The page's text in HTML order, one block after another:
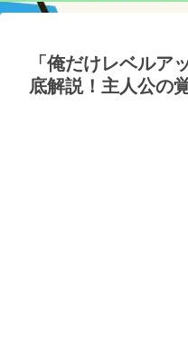
「俺だけレベルア
底解説！主人公の